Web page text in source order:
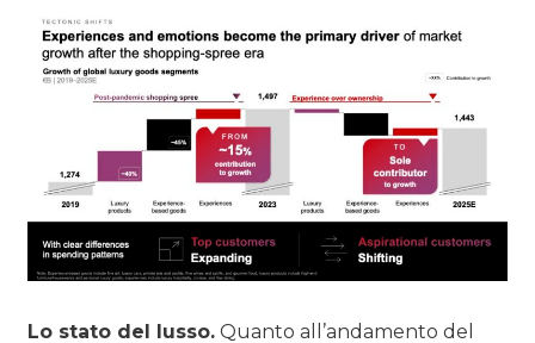
Lo stato del lusso. Quanto all’andamento del